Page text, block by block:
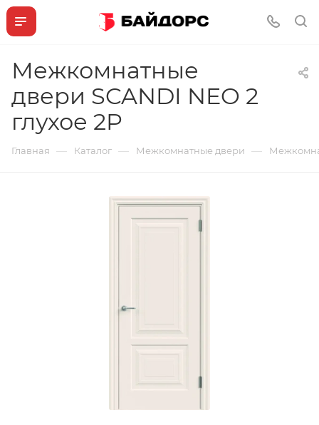
Межкомнатные
двери SCANDI NEO 2
глухое 2P
Главная — Каталог — Межкомнатные двери —